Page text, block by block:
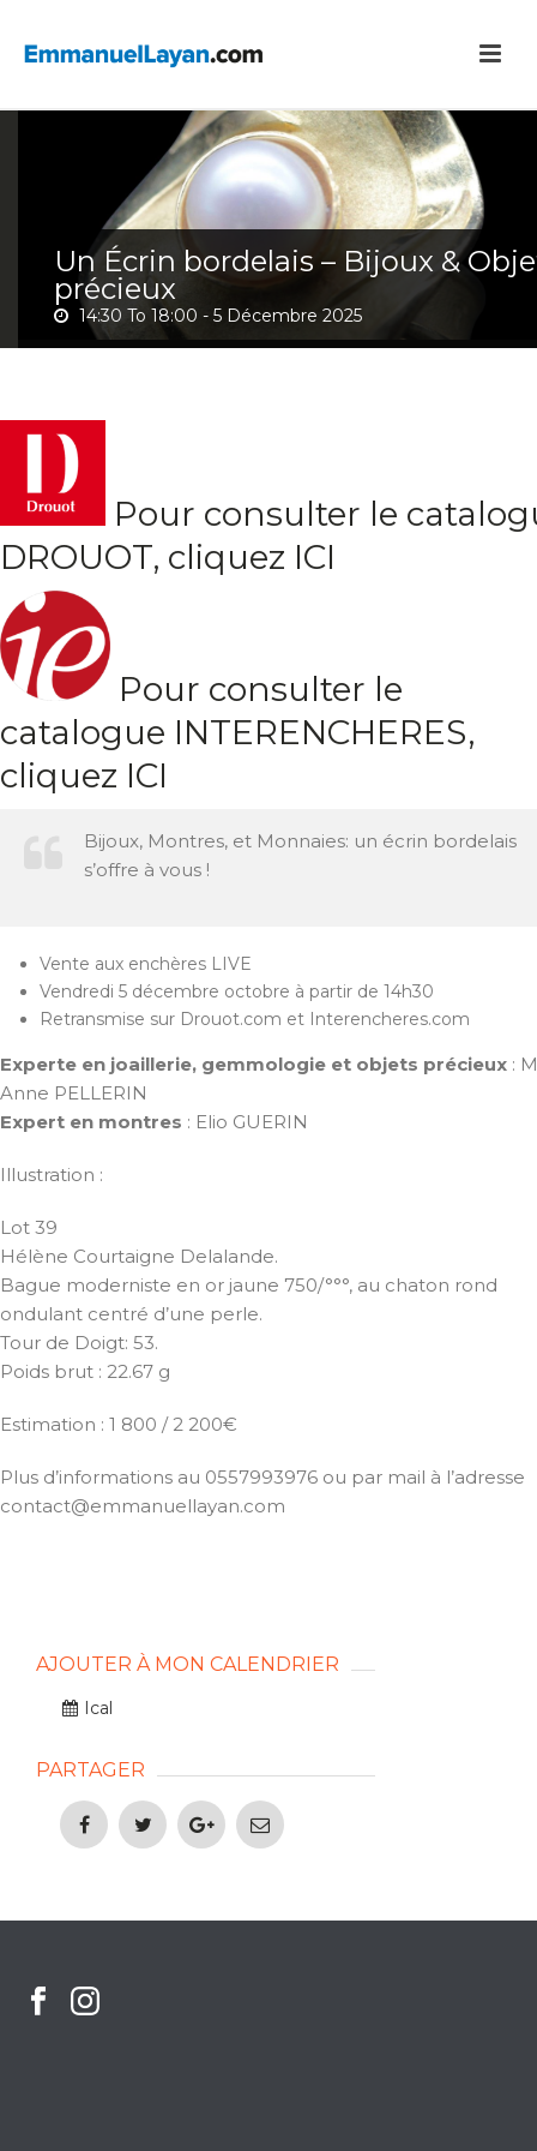
Un Écrin bordelais – Bijoux &
précieux
14:30 To 18:00 - 5 Décembre 2025
Pour consulter le
DROUOT, cliquez ICI
Pour consulter le
catalogue INTERENCHERES,
cliquez ICI
Bijoux, Montres, et Monnaies: un écrin bordelais
s’offre à vous !
Vente aux enchères LIVE
Vendredi 5 décembre octobre à partir de 14h30
Retransmise sur Drouot.com et Interencheres.com
Experte en joaillerie, gemmologie et objets précieux :
Anne PELLERIN
Expert en montres : Elio GUERIN
Illustration :
Lot 39
Hélène Courtaigne Delalande.
Bague moderniste en or jaune 750/°°°, au chaton rond
ondulant centré d’une perle.
Tour de Doigt: 53.
Poids brut : 22.67 g
Estimation : 1 800 / 2 200€
Plus d’informations au 0557993976 ou par mail à l’adresse
contact@emmanuellayan.com
AJOUTER À MON CALENDRIER
Ical
PARTAGER